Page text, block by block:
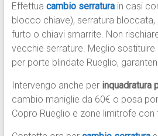
Effettua cambio serratura in casi
blocco chiave), serratura
furto o chiavi smarrite. Non
vecchie serrature. Meglio
per porte blindate Rueglio,
Intervengo anche per inquadratura
cambio maniglie da 60€ o posa
Copro Rueglio e zone limitrofe